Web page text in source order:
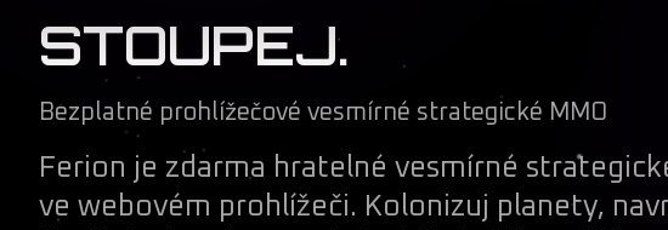
STOUPEJ.
Bezplatné prohlížečové vesmírné strategické MMO
Ferion je zdarma hratelné vesmírné
ve webovém prohlížeči. Kolonizuj planety,